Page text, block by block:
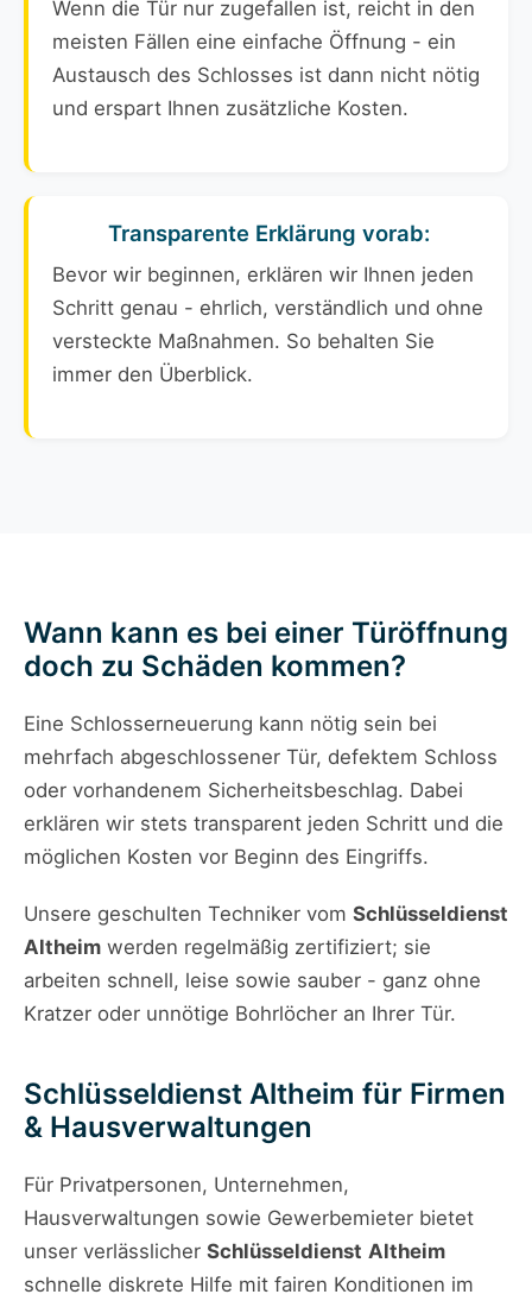
Wenn die Tür nur zugefallen ist, reicht in den
meisten Fällen eine einfache Öffnung - ein
Austausch des Schlosses ist dann nicht nötig
und erspart Ihnen zusätzliche Kosten.
Transparente Erklärung vorab:
Bevor wir beginnen, erklären wir Ihnen jeden
Schritt genau - ehrlich, verständlich und ohne
versteckte Maßnahmen. So behalten Sie
immer den Überblick.
Wann kann es bei einer Türöffnung
doch zu Schäden kommen?
Eine Schloss­erneuerung kann nötig sein bei
mehrfach abgeschlossener Tür, defektem Schloss
oder vorhandenem Sicherheitsbeschlag. Dabei
erklären wir stets transparent jeden Schritt und die
möglichen Kosten vor Beginn des Eingriffs.
Unsere geschulten Techniker vom Schlüsseldienst
Altheim werden regelmäßig zertifiziert; sie
arbeiten schnell, leise sowie sauber - ganz ohne
Kratzer oder unnötige Bohrlöcher an Ihrer Tür.
Schlüsseldienst Altheim für Firmen
& Hausverwaltungen
Für Privatpersonen, Unternehmen,
Hausverwaltungen sowie Gewerbemieter bietet
unser verlässlicher Schlüsseldienst Altheim
schnelle diskrete Hilfe mit fairen Konditionen im